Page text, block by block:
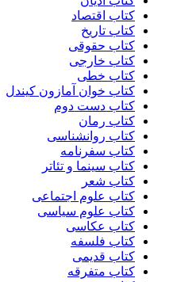
کتاب اقتصاد
کتاب تاریخ
کتاب حقوقی
کتاب خارجی
کتاب خطی
کتاب خوان آمازون کیندل
کتاب دست دوم
کتاب رمان
کتاب روانشناسی
کتاب سفرنامه
کتاب سینما و تئاتر
کتاب شعر
کتاب علوم اجتماعی
کتاب علوم سیاسی
کتاب عکاسی
کتاب فلسفه
کتاب قدیمی
کتاب متفرقه